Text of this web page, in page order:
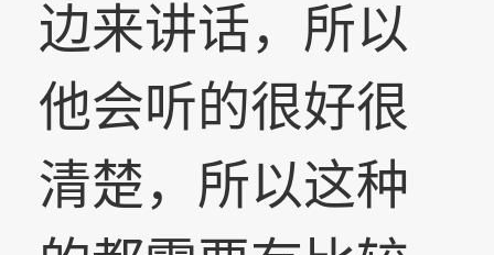
边来讲话，所以
他会听的很好很
清楚，所以这种